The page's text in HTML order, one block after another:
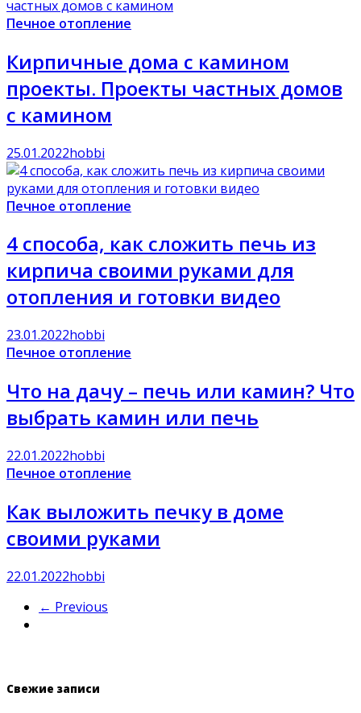
Печное отопление
Кирпичные дома с камином
проекты. Проекты частных домов
с камином
25.01.2022hobbi
Печное отопление
4 способа, как сложить печь из
кирпича своими руками для
отопления и готовки видео
23.01.2022hobbi
Печное отопление
Что на дачу – печь или камин? Что
выбрать камин или печь
22.01.2022hobbi
Печное отопление
Как выложить печку в доме
своими руками
22.01.2022hobbi
← Previous
Свежие записи